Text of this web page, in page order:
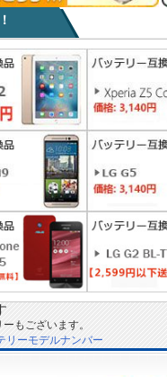
もございます。
リーモデルナンバー